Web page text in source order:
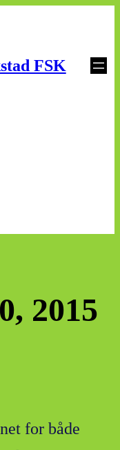
FSK
2015
for både